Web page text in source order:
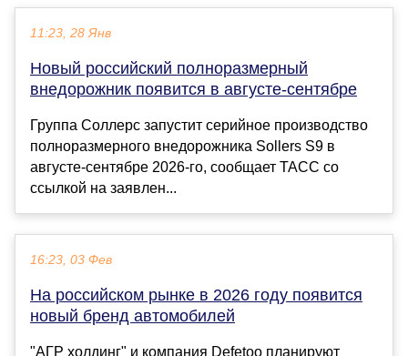
11:23, 28 Янв
Новый российский полноразмерный
внедорожник появится в августе-сентябре
Группа Соллерс запустит серийное производство
полноразмерного внедорожника Sollers S9 в
августе-сентябре 2026-го, сообщает ТАСС со
ссылкой на заявлен...
16:23, 03 Фев
На российском рынке в 2026 году появится
новый бренд автомобилей
"АГР холдинг" и компания Defetoo планируют